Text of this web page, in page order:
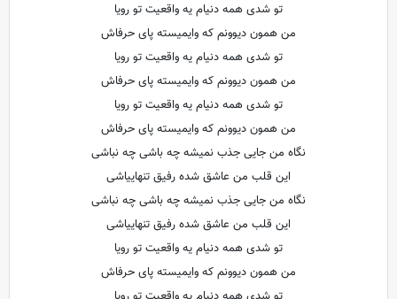
تو شدی همه دنیام یه واقعیت تو رویا
من همون دیوونم که وایمیسته پای حرفاش
تو شدی همه دنیام یه واقعیت تو رویا
من همون دیوونم که وایمیسته پای حرفاش
تو شدی همه دنیام یه واقعیت تو رویا
من همون دیوونم که وایمیسته پای حرفاش
نگاه من جایی جذب نمیشه چه باشی چه نباشی
این قلب من عاشق شده رفیق تنهاییاشی
نگاه من جایی جذب نمیشه چه باشی چه نباشی
این قلب من عاشق شده رفیق تنهاییاشی
تو شدی همه دنیام یه واقعیت تو رویا
من همون دیوونم که وایمیسته پای حرفاش